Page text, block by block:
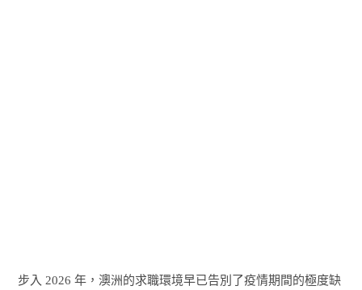
步入 2026 年，澳洲的求職環境早已告別了疫情期間的極度缺